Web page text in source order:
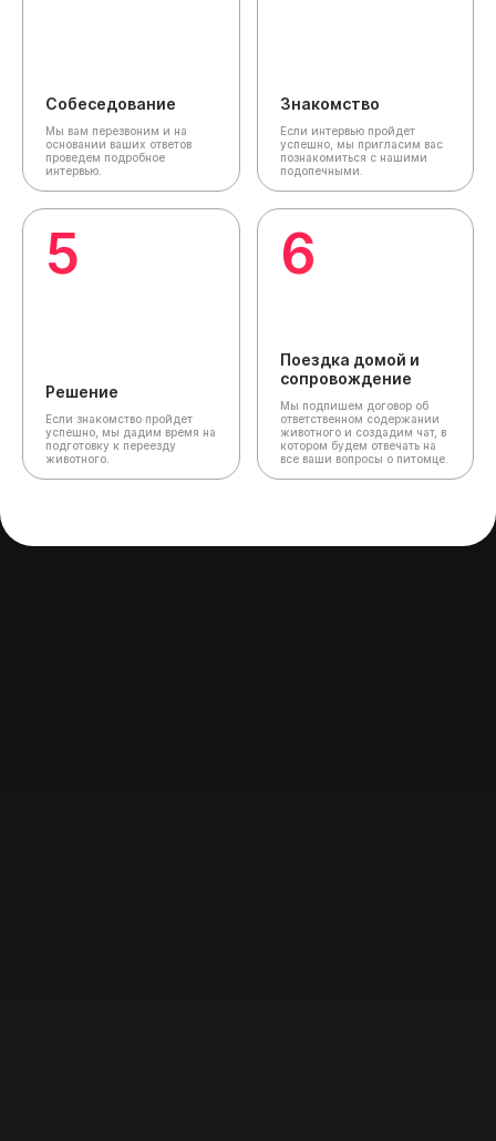
Собеседование
Мы вам перезвоним и на
основании ваших ответов
проведем подробное
интервью.
Знакомство
Если интервью пройдет
успешно, мы пригласим вас
познакомиться с нашими
подопечными.
5
Решение
Если знакомство пройдет
успешно, мы дадим время на
подготовку к переезду
животного.
6
Поездка домой и
сопровождение
Мы подпишем договор об
ответственном содержании
животного и создадим чат, в
котором будем отвечать на
все ваши вопросы о питомце.